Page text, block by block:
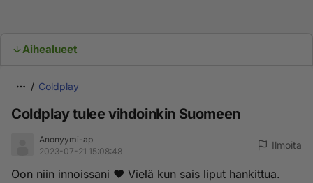
Aihealueet
Coldplay
Coldplay tulee vihdoinkin Suomeen
Anonyymi-ap
2023-07-21 15:08:48
Ilmoita
Oon niin innoissani ❤️ Vielä kun sais liput hankittua.